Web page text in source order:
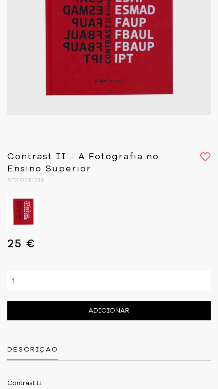
Contrast II - A Fotografia no
Ensino Superior
REF 0391336
25 €
ADICIONAR
DESCRIÇÃO
Contrast II